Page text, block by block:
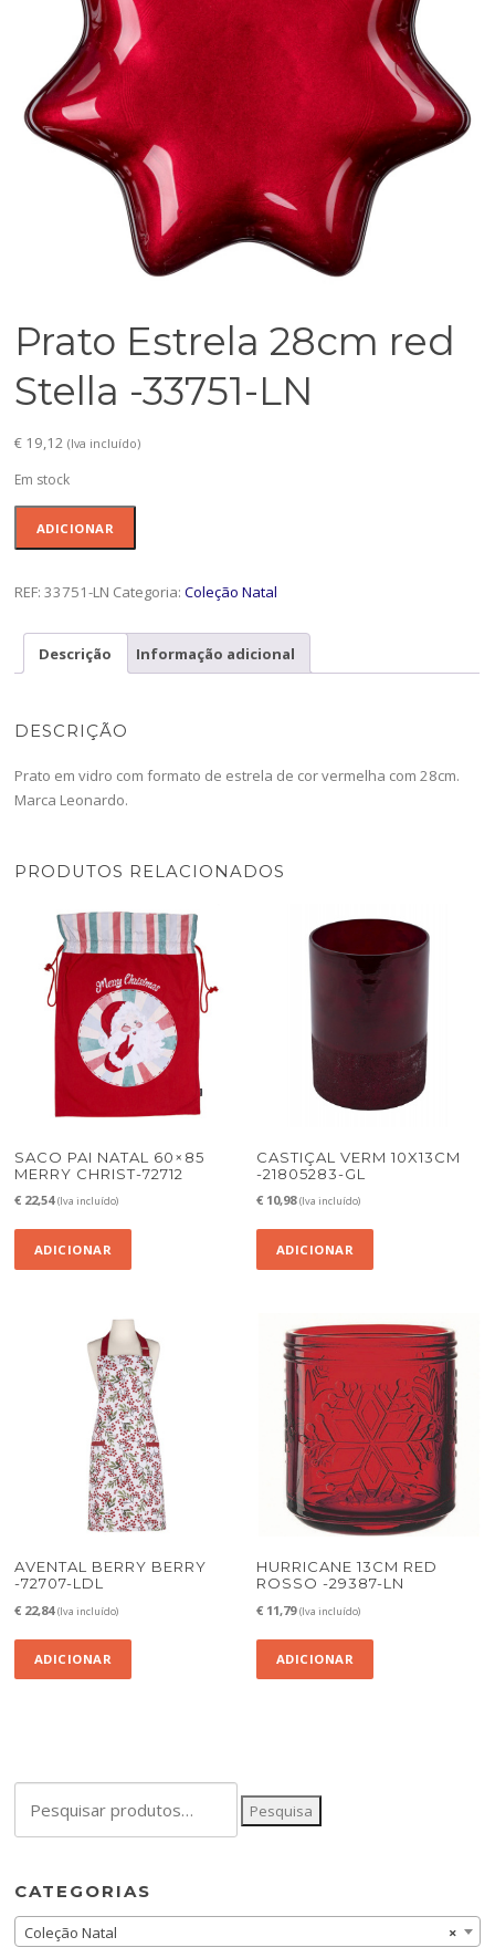
Prato Estrela 28cm red
Stella -33751-LN
€ 19,12 (Iva incluído)
Em stock
Estrela
red
Stella
ADICIONAR
REF:33751-LN Categoria:Coleção Natal
Descrição Informação adicional
DESCRIÇÃO
Prato em vidro com formato de estrela de cor vermelha com 28cm.
Marca Leonardo.
PRODUTOS RELACIONADOS
SACO PAI NATAL 60×85
MERRY CHRIST-72712
€ 22,54 (Iva incluído)
ADICIONAR
CASTIÇAL VERM 10X13CM
-21805283-GL
€ 10,98 (Iva incluído)
ADICIONAR
AVENTAL BERRY BERRY
-72707-LDL
€ 22,84 (Iva incluído)
ADICIONAR
HURRICANE 13CM RED
ROSSO -29387-LN
€ 11,79 (Iva incluído)
ADICIONAR
por:
Pesquisa
CATEGORIAS
×
Coleção Natal